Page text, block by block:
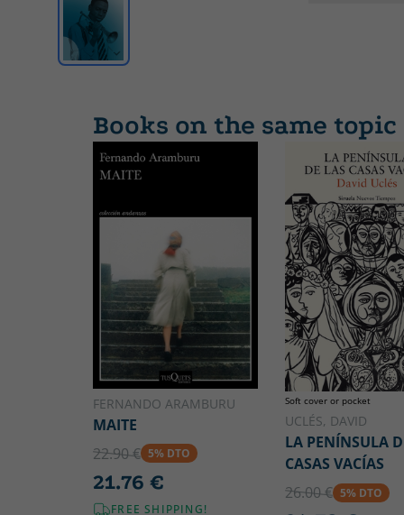
Books on the same topic
FERNANDO ARAMBURU
MAITE
22.90 € 5% DTO
21.76 €
FREE SHIPPING!
Soft cover or pocket
UCLÉS, DAVID
LA PENÍNSULA
CASAS VACÍAS
26.00 € 5% DTO